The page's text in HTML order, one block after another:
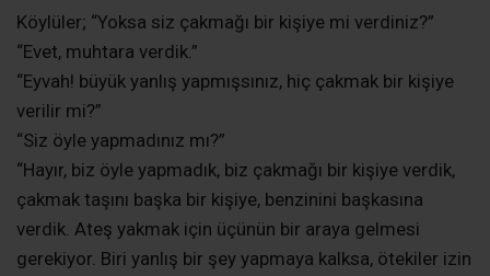
Köylüler; “Yoksa siz çakmağı bir kişiye mi verdiniz?”
“Evet, muhtara verdik.”
“Eyvah! büyük yanlış yapmışsınız, hiç çakmak bir kişiye
verilir mi?”
“Siz öyle yapmadınız mı?”
“Hayır, biz öyle yapmadık, biz çakmağı bir kişiye verdik,
çakmak taşını başka bir kişiye, benzinini başkasına
verdik. Ateş yakmak için üçünün bir araya gelmesi
gerekiyor. Biri yanlış bir şey yapmaya kalksa, ötekiler izin